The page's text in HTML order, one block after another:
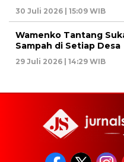
30 Juli 2026 | 15:09 WIB
Wamenko Tantang
Sampah di Setiap Desa
29 Juli 2026 | 14:29 WIB